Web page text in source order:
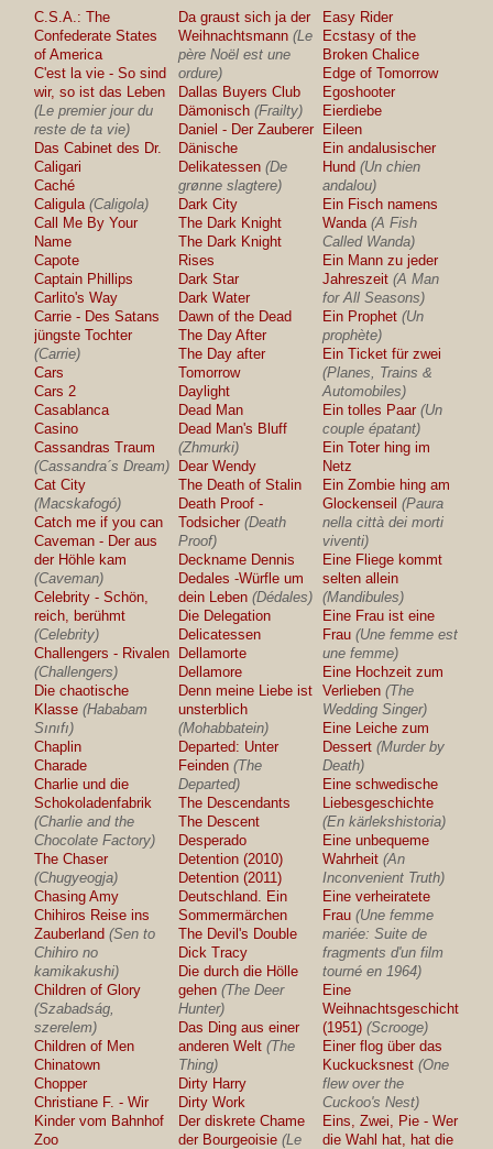
C.S.A.: The
Confederate States
of America
C'est la vie - So sind
wir, so ist das Leben
(Le premier jour du
reste de ta vie)
Das Cabinet des Dr.
Caligari
Caché
Caligula (Caligola)
Call Me By Your
Name
Capote
Captain Phillips
Carlito's Way
Carrie - Des Satans
jüngste Tochter
(Carrie)
Cars
Cars 2
Casablanca
Casino
Cassandras Traum
(Cassandra´s Dream)
Cat City
(Macskafogó)
Catch me if you can
Caveman - Der aus
der Höhle kam
(Caveman)
Celebrity - Schön,
reich, berühmt
(Celebrity)
Challengers - Rivalen
(Challengers)
Die chaotische
Klasse (Hababam
Sınıfı)
Chaplin
Charade
Charlie und die
Schokoladenfabrik
(Charlie and the
Chocolate Factory)
The Chaser
(Chugyeogja)
Chasing Amy
Chihiros Reise ins
Zauberland (Sen to
Chihiro no
kamikakushi)
Children of Glory
(Szabadság,
szerelem)
Children of Men
Chinatown
Chopper
Christiane F. - Wir
Kinder vom Bahnhof
Zoo
Da graust sich ja der
Weihnachtsmann (Le
père Noël est une
ordure)
Dallas Buyers Club
Dämonisch (Frailty)
Daniel - Der Zauberer
Dänische
Delikatessen (De
grønne slagtere)
Dark City
The Dark Knight
The Dark Knight
Rises
Dark Star
Dark Water
Dawn of the Dead
The Day After
The Day after
Tomorrow
Daylight
Dead Man
Dead Man's Bluff
(Zhmurki)
Dear Wendy
The Death of Stalin
Death Proof -
Todsicher (Death
Proof)
Deckname Dennis
Dedales -Würfle um
dein Leben (Dédales)
Die Delegation
Delicatessen
Dellamorte
Dellamore
Denn meine Liebe ist
unsterblich
(Mohabbatein)
Departed: Unter
Feinden (The
Departed)
The Descendants
The Descent
Desperado
Detention (2010)
Detention (2011)
Deutschland. Ein
Sommermärchen
The Devil's Double
Dick Tracy
Die durch die Hölle
gehen (The Deer
Hunter)
Das Ding aus einer
anderen Welt (The
Thing)
Dirty Harry
Dirty Work
Der diskrete Chame
der Bourgeoisie (Le
Easy Rider
Ecstasy of the
Broken Chalice
Edge of Tomorrow
Egoshooter
Eierdiebe
Eileen
Ein andalusischer
Hund (Un chien
andalou)
Ein Fisch namens
Wanda (A Fish
Called Wanda)
Ein Mann zu jeder
Jahreszeit (A Man
for All Seasons)
Ein Prophet (Un
prophète)
Ein Ticket für zwei
(Planes, Trains &
Automobiles)
Ein tolles Paar (Un
couple épatant)
Ein Toter hing im
Netz
Ein Zombie hing am
Glockenseil (Paura
nella città dei morti
viventi)
Eine Fliege kommt
selten allein
(Mandibules)
Eine Frau ist eine
Frau (Une femme est
une femme)
Eine Hochzeit zum
Verlieben (The
Wedding Singer)
Eine Leiche zum
Dessert (Murder by
Death)
Eine schwedische
Liebesgeschichte
(En kärlekshistoria)
Eine unbequeme
Wahrheit (An
Inconvenient Truth)
Eine verheiratete
Frau (Une femme
mariée: Suite de
fragments d'un film
tourné en 1964)
Eine
Weihnachtsgeschichte
(1951) (Scrooge)
Einer flog über das
Kuckucksnest (One
flew over the
Cuckoo's Nest)
Eins, Zwei, Pie - Wer
die Wahl hat, hat die